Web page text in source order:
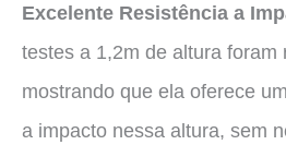
Excelente Resistência a
testes a 1,2m de altura foram
mostrando que ela oferece
a impacto nessa altura, sem